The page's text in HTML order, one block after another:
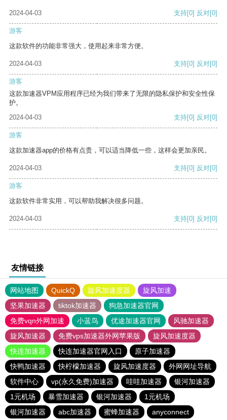
2024-04-03 支持[0] 反对[0]
游客
这款软件的功能非常强大，使用起来非常方便。
2024-04-03 支持[0] 反对[0]
游客
这款加速器VPM应用程序已经为我们带来了无限的隐私保护和安全性保
护。
2024-04-03
支持[0] 反对[0]
游客
这款加速器app的价格有点贵，可以适当降低一些，这样会更加亲民。
2024-04-03 支持[0] 反对[0]
游客
这款软件非常实用，可以帮助我解决很多问题。
2024-04-03 支持[0] 反对[0]
友情链接
网站地图 QuickQ 旋风加速度器
旋风加速
坚果加速器
tiktok加速器
狗急加速器官网
免费vqn外网加速
小蓝鸟 优途加速器官网
风驰加速器
旋风加速器
免费vps加速器外网苹果版
旋风加速度器
快连加速器
快连加速器官网入口
原子加速器
快鸭加速器
快柠檬加速器 旋风加速度器
外网网址导航
软件中心
vp(永久免费)加速器 哇哇加速器
银河加速器
1元机场
暴雪加速器 银河加速器
1元机场
银河加速器
abc加速器 蜜蜂加速器 anyconnect